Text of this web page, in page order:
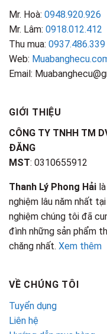
Mr. Hoà: 0948.920.926
Mr. Lâm: 0918.012.412
Thu mua: 0937.486.339
Web:
Email:
GIỚI THIỆU
CÔNG TY TNHH TM
ĐĂNG
MST: 0310655912
Thanh Lý Phong Hải
nghiệm lâu năm nhất
nghiệm chúng tôi đã
đình những sản phẩm
chăng nhất. Xem thêm
VỀ CHÚNG TÔI
Tuyển dụng
Liên hệ